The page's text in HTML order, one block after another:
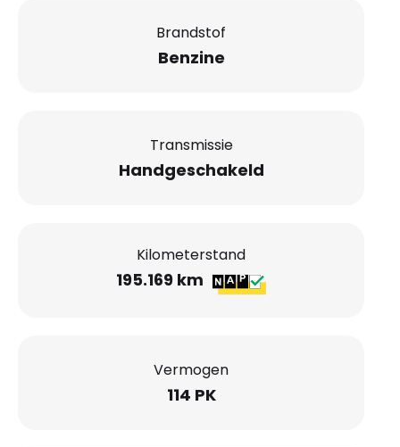
Brandstof
Benzine
Transmissie
Handgeschakeld
Kilometerstand
195.169 km
Vermogen
114 PK